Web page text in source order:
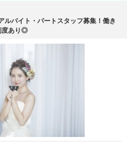
バイト・パートスタッフ募集！働き
度あり◎